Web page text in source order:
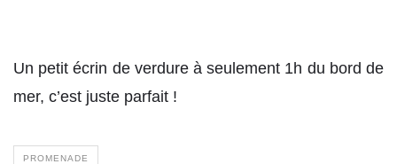
Un petit écrin de verdure à seulement 1h du bord de
mer, c’est juste parfait !
PROMENADE